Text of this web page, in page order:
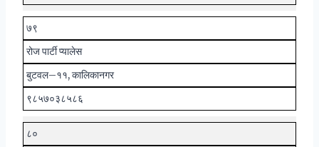
७९
रोज पार्टी प्यालेस
बुटवल–११, कालिकानगर
९८५७०३८५८६
८०